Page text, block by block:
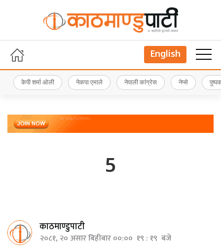
English
केपी शर्मा ओली नेकपा एमाले नेपाली कांग्रेस नेप्से
5
काठमाण्डुपाटी
२०८१, २० असार बिहीबार ००:०० १९ : १९ बजे